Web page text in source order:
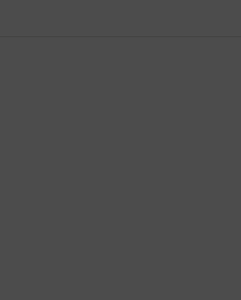
いたり…。同じエリアで営業してい
ん。